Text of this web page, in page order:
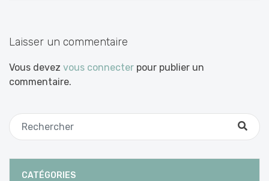
Laisser un commentaire
Vous devez vous connecter pour publier un
commentaire.
CATÉGORIES